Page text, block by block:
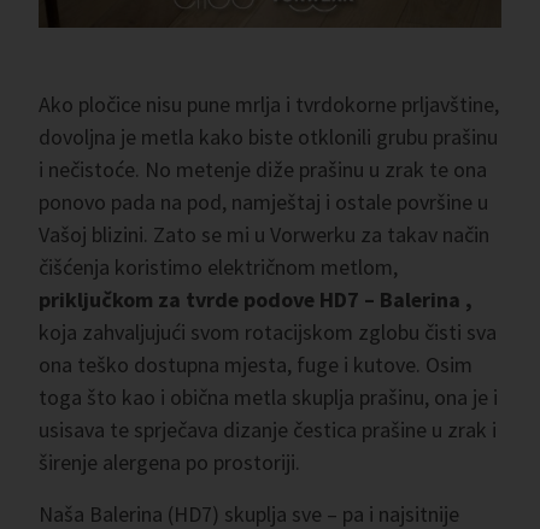
Ako pločice nisu pune mrlja i tvrdokorne prljavštine,
dovoljna je metla kako biste otklonili grubu prašinu
i nečistoće. No metenje diže prašinu u zrak te ona
ponovo pada na pod, namještaj i ostale površine u
Vašoj blizini. Zato se mi u Vorwerku za takav način
čišćenja koristimo električnom metlom,
priključkom za tvrde podove HD7 – Balerina ,
koja zahvaljujući svom rotacijskom zglobu čisti sva
ona teško dostupna mjesta, fuge i kutove. Osim
toga što kao i obična metla skuplja prašinu, ona je i
usisava te sprječava dizanje čestica prašine u zrak i
širenje alergena po prostoriji.
Naša Balerina (HD7) skuplja sve – pa i najsitnije